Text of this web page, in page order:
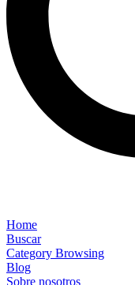
Home
Buscar
Category Browsing
Blog
Sobre nosotros